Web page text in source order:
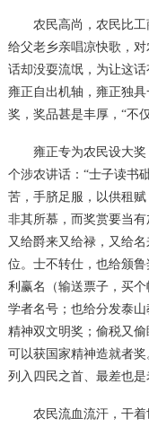
农民高尚，农民比
给父老乡亲唱凉快歌，
话却没耍流氓，为让这
雍正自出机轴，雍正独
奖，奖品甚是丰厚， “不
雍正专为农民设大
个涉农讲话： “士子读书
苦，手脐足服，以供租
非其所慕，而奖赏要当有
又给爵来又给禄，又给
位。士不转仕，也给颁
利赢名（输送票子，买
学者名号；也给分发泰
精神双文明奖；偷税又
可以获国家精神造就者
列入四民之首、最差也是
农民流血流汗，干